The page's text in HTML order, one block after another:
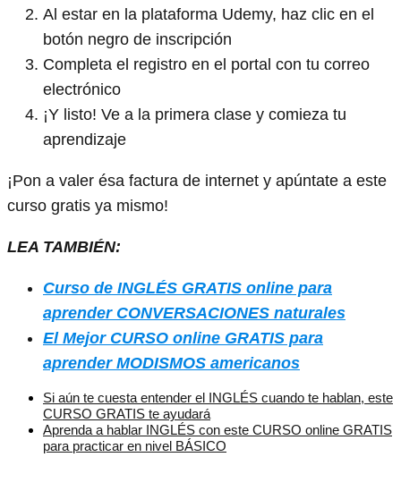
Al estar en la plataforma Udemy, haz clic en el
botón negro de inscripción
Completa el registro en el portal con tu correo
electrónico
¡Y listo! Ve a la primera clase y comieza tu
aprendizaje
¡Pon a valer ésa factura de internet y apúntate a este
curso gratis ya mismo!
LEA TAMBIÉN:
Curso de INGLÉS GRATIS online para
aprender CONVERSACIONES naturales
El Mejor CURSO online GRATIS para
aprender MODISMOS americanos
Si aún te cuesta entender el INGLÉS cuando te hablan, este
CURSO GRATIS te ayudará
Aprenda a hablar INGLÉS con este CURSO online GRATIS
para practicar en nivel BÁSICO